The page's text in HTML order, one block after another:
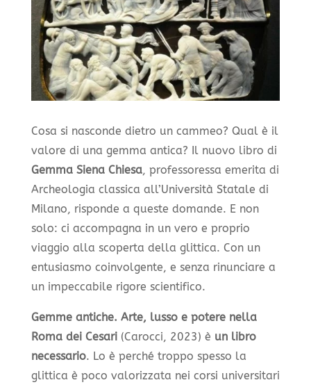
Cosa si nasconde dietro un cammeo? Qual è il
valore di una gemma antica? Il nuovo libro di
Gemma Siena Chiesa, professoressa emerita di
Archeologia classica all’Università Statale di
Milano, risponde a queste domande. E non
solo: ci accompagna in un vero e proprio
viaggio alla scoperta della glittica. Con un
entusiasmo coinvolgente, e senza rinunciare a
un impeccabile rigore scientifico.
Gemme antiche. Arte, lusso e potere nella
Roma dei Cesari(Carocci, 2023) è un libro
necessario. Lo è perché troppo spesso la
glittica è poco valorizzata nei corsi universitari